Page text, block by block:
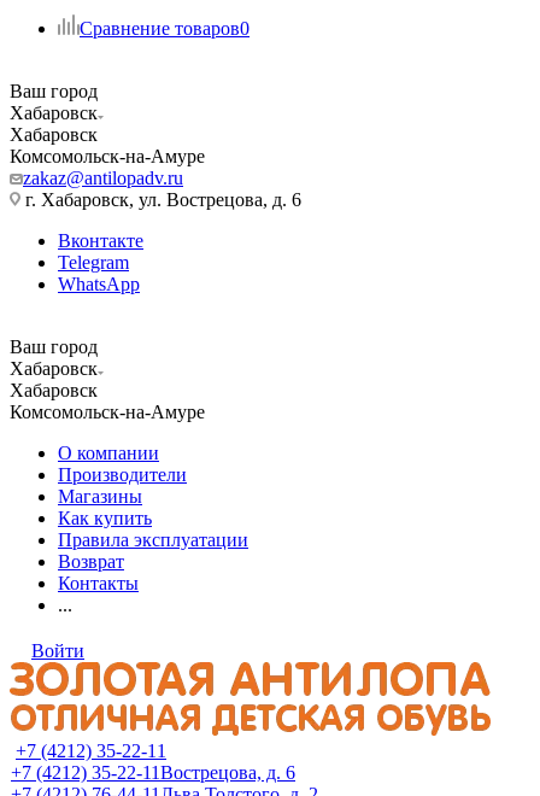
Сравнение товаров0
Ваш город
Хабаровск
Хабаровск
Комсомольск-на-Амуре
zakaz@antilopadv.ru
г. Хабаровск, ул. Вострецова, д. 6
Вконтакте
Telegram
WhatsApp
Ваш город
Хабаровск
Хабаровск
Комсомольск-на-Амуре
О компании
Производители
Магазины
Как купить
Правила эксплуатации
Возврат
Контакты
...
Войти
+7 (4212) 35-22-11
+7 (4212) 35-22-11Вострецова, д. 6